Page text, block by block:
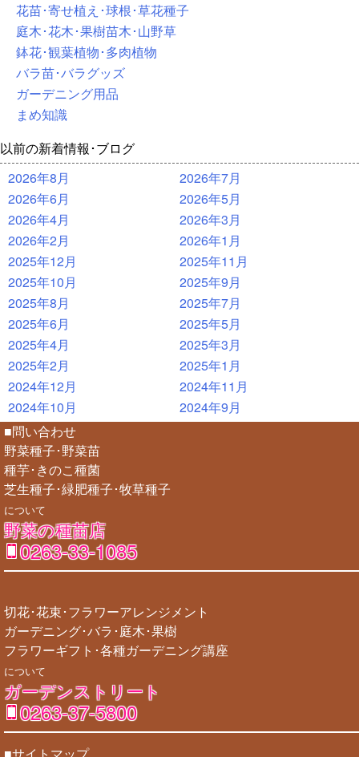
花苗･寄せ植え･球根･草花種子
庭木･花木･果樹苗木･山野草
鉢花･観葉植物･多肉植物
バラ苗･バラグッズ
ガーデニング用品
まめ知識
以前の新着情報･ブログ
2026年8月
2026年7月
2026年6月
2026年5月
2026年4月
2026年3月
2026年2月
2026年1月
2025年12月
2025年11月
2025年10月
2025年9月
2025年8月
2025年7月
2025年6月
2025年5月
2025年4月
2025年3月
2025年2月
2025年1月
2024年12月
2024年11月
2024年10月
2024年9月
■問い合わせ
野菜種子･野菜苗
種芋･きのこ種菌
芝生種子･緑肥種子･牧草種子
について
野菜の種苗店
0263-33-1085
切花･花束･フラワーアレンジメント
ガーデニング･バラ･庭木･果樹
フラワーギフト･各種ガーデニング講座
について
ガーデンストリート
0263-37-5800